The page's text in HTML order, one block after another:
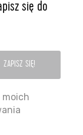
się do
moich